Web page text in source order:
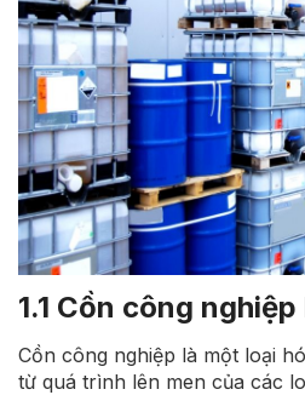
1.1 Cồn công nghiệp
Cồn công nghiệp là một loại
từ quá trình lên men của các